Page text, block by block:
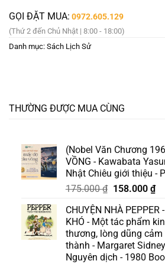
GỌI ĐẶT MUA: 0972.605.129
(Thứ 2 đến Chủ Nhật | 8:00 - 18:00)
Danh mục: Sách Lịch Sử
THƯỜNG ĐƯỢC MUA CÙNG
(Nobel Văn Chương
VỒNG - Kawabata
Nhật Chiêu giới thiệu -
175.000₫ Giá
là:
175.000 ₫.
158.000 ₫Giá
tại
là:
CHUYỆN NHÀ PEPPER
KHÓ - Một tác phẩm
thương, lòng dũng
thành - Margaret
Nguyên dịch - 1980